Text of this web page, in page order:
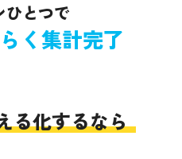
ひとつで
く集計完了
る化するなら